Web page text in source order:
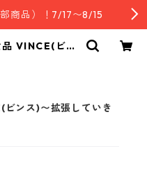
商品）！7/17〜8/15
VINCE(ビン
ビンス)〜拡張していき